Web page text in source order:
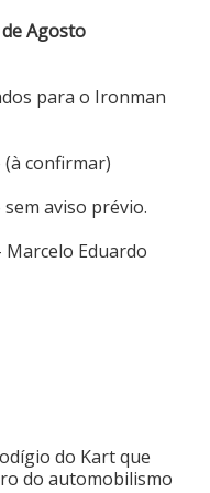
Agosto
para o Ironman
confirmar)
aviso prévio.
Marcelo Eduardo
do Kart que
do automobilismo